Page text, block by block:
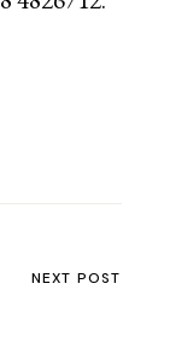
NEXT POST